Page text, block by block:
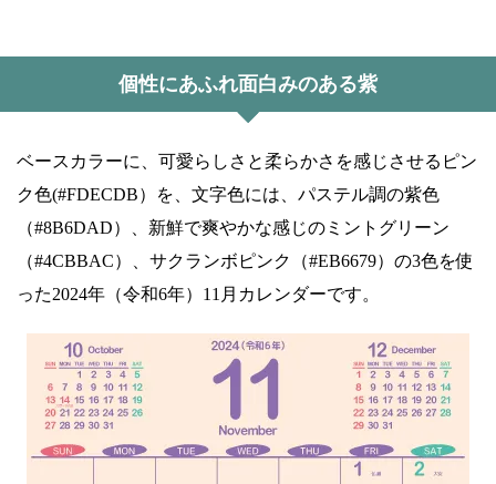
個性にあふれ面白みのある紫
ベースカラーに、可愛らしさと柔らかさを感じさせるピン
ク色(#FDECDB）を、文字色には、パステル調の紫色
（#8B6DAD）、新鮮で爽やかな感じのミントグリーン
（#4CBBAC）、サクランボピンク（#EB6679）の3色を使
った2024年（令和6年）11月カレンダーです。